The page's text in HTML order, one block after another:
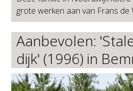
grote werken aan van Frans de
Aanbevolen:
dijk' (1996) in